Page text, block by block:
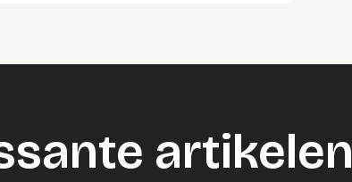
artikelen